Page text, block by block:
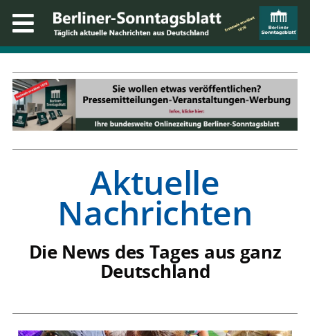
Aktuelle
Nachrichten
Die News des Tages aus ganz
Deutschland